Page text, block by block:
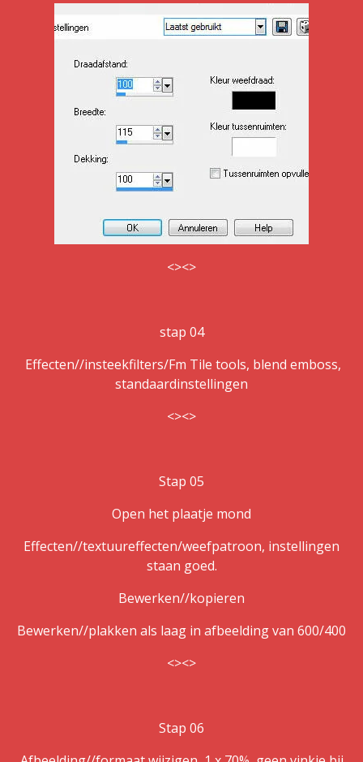
<><>
stap 04
Effecten//insteekfilters/Fm Tile tools, blend emboss,
standaardinstellingen
<><>
Stap 05
Open het plaatje mond
Effecten//textuureffecten/weefpatroon, instellingen
staan goed.
Bewerken//kopieren
Bewerken//plakken als laag in afbeelding van 600/400
<><>
Stap 06